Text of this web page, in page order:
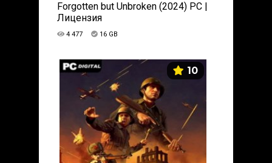
Forgotten but Unbroken (2024) PC |
Лицензия
4 477 16 GB
10